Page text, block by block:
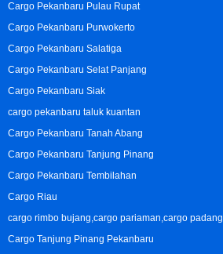
Cargo Pekanbaru Pulau Rupat
Cargo Pekanbaru Purwokerto
Cargo Pekanbaru Salatiga
Cargo Pekanbaru Selat Panjang
Cargo Pekanbaru Siak
cargo pekanbaru taluk kuantan
Cargo Pekanbaru Tanah Abang
Cargo Pekanbaru Tanjung Pinang
Cargo Pekanbaru Tembilahan
Cargo Riau
cargo rimbo bujang,cargo pariaman,cargo padang
Cargo Tanjung Pinang Pekanbaru